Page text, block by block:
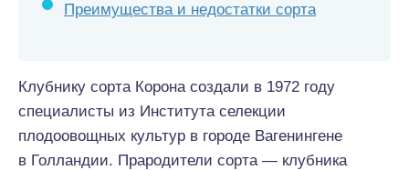
Преимущества и недостатки сорта
Клубнику сорта Корона создали в 1972 году
специалисты из Института селекции
плодоовощных культур в городе Вагенингене
в Голландии. Прародители сорта — клубника